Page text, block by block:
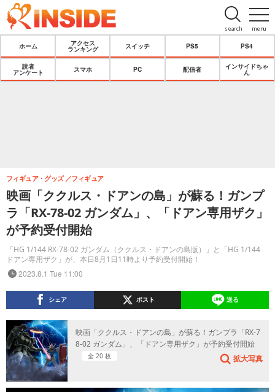
menu
search
ホーム
アクセス
ランキング
スイッチ PS5 PS4
読者
アンケート
スマホ PC 配信者
インサイドちゃ
ん
映画「ククルス・ドアンの島」が蘇る！ガンプ
ラ「RX-78-02 ガンダム」、「ドアン専用ザク」
が予約受付開始
「HG 1/144 RX-78-02 ガンダム（ククルス・ドアンの島版）」と「HG 1/144
ドアン専用ザク」が、本日8月1日11時より予約受付開始！
フィギュア・グッズ フィギュア
2023.8.1 Tue 11:00
シェア ポスト 送る
映画「ククルス・ドアンの島」が蘇る！ガンプラ「RX-7
8-02 ガンダム」、「ドアン専用ザク」が予約受付開始
全 20 枚 拡大写真